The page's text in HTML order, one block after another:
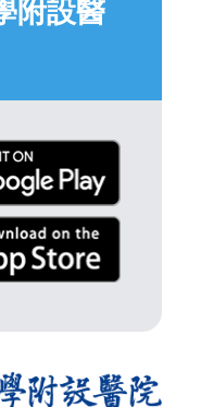
附設醫